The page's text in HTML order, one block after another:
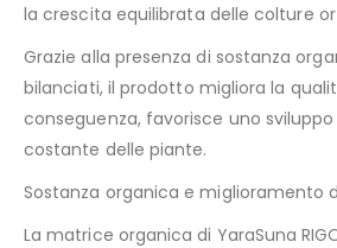
la crescita equilibrata delle colture
Grazie alla presenza di sostanza
bilanciati, il prodotto migliora la
conseguenza, favorisce uno
costante delle piante.
Sostanza organica e miglioramento
La matrice organica di YaraSuna